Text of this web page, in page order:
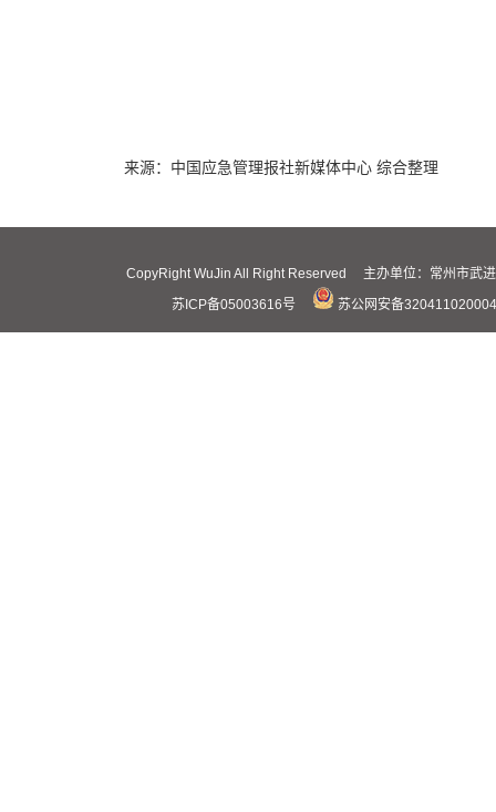
来源：中国应急管理报社新媒体中心 综合整理
CopyRight WuJin All Right Reserved 主办单位：常州市
苏ICP备05003616号
苏公网安备